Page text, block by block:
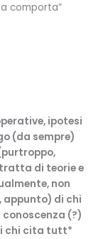
comporta”
ipotesi
(da sempre)
di teorie e
non
appunto) di chi
(?)
chi cita tutt*